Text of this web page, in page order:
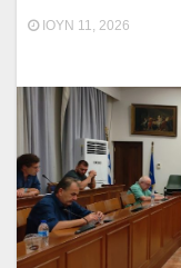
ΙΟΎΝ 11, 2026